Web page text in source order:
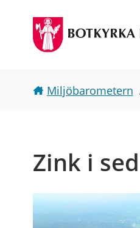
Miljöbarometern
Zink i